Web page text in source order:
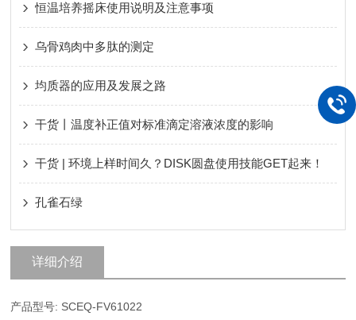
恒温培养摇床使用说明及注意事项
乌骨鸡肉中多肽的测定
均质器的应用及发展之路
干货丨温度补正值对标准滴定溶液浓度的影响
干货 | 环境上样时间久？DISK圆盘使用技能GET起来！
孔雀石绿
详细介绍
产品型号: SCEQ-FV61022